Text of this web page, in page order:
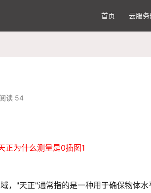
首页 云服务
阅读 54
，"天正"通常指的是一种用于确保物体